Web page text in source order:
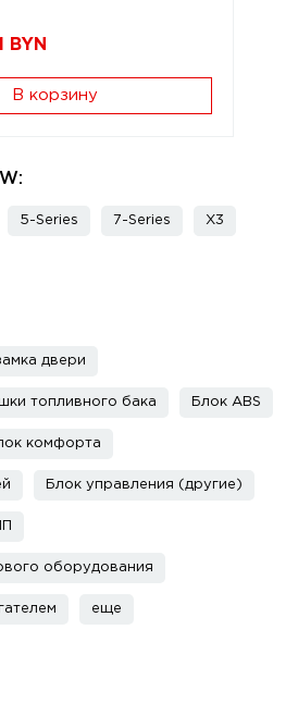
BYN
В корзину
5-Series 7-Series X3
двери
топливного бака Блок ABS
комфорта
Блок управления (другие)
оборудования
еще